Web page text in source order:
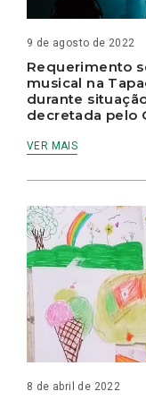
9 de agosto de 2022
Requerimento
musical na
durante
decretada pelo
VER MAIS
8 de abril de 2022